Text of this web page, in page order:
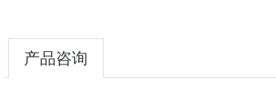
产品咨询